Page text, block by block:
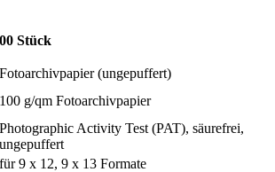
Stück
Fotoarchivpapier (ungepuffert)
100 g/qm Fotoarchivpapier
Photographic Activity Test (PAT), säurefrei,
ungepuffert
für 9 x 12, 9 x 13 Formate